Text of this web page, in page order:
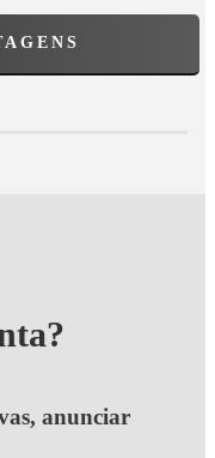
anunciar